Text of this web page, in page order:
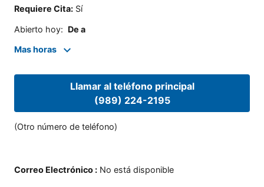
Requiere Cita: Sí
Abierto hoy: De a
Mas horas
Llamar al teléfono principal
(989) 224-2195
(Otro número de teléfono)
Correo Electrónico : No está disponible